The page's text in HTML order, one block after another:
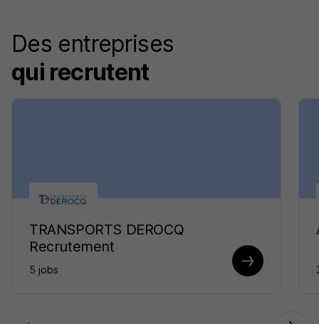
Des entreprises
qui recrutent
TRANSPORTS DEROCQ
Recrutement
5 jobs